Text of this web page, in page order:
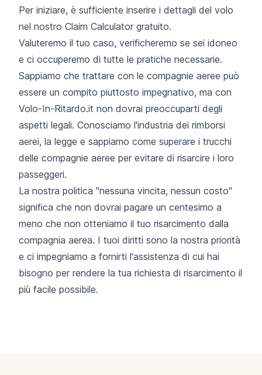
Per iniziare, è sufficiente inserire i dettagli del volo
nel nostro Claim Calculator gratuito.
Valuteremo il tuo caso, verificheremo se sei idoneo
e ci occuperemo di tutte le pratiche necessarie.
Sappiamo che trattare con le compagnie aeree può
essere un compito piuttosto impegnativo, ma con
Volo-In-Ritardo.it non dovrai preoccuparti degli
aspetti legali. Conosciamo l'industria dei rimborsi
aerei, la legge e sappiamo come superare i trucchi
delle compagnie aeree per evitare di risarcire i loro
passeggeri.
La nostra politica "nessuna vincita, nessun costo"
significa che non dovrai pagare un centesimo a
meno che non otteniamo il tuo risarcimento dalla
compagnia aerea. I tuoi diritti sono la nostra priorità
e ci impegniamo a fornirti l'assistenza di cui hai
bisogno per rendere la tua richiesta di risarcimento il
più facile possibile.